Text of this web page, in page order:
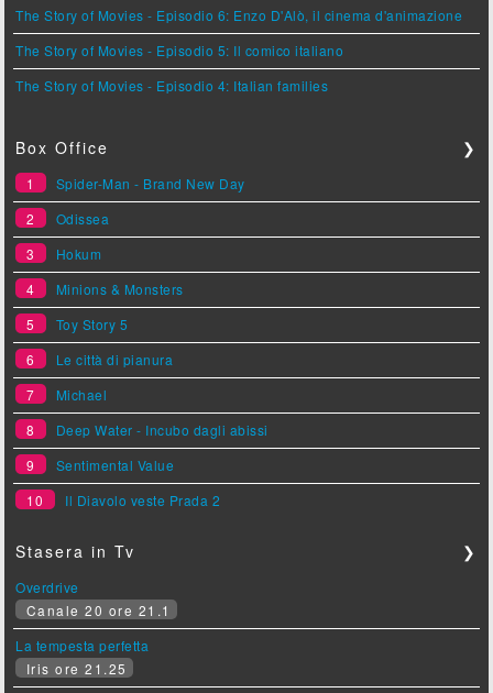
The Story of Movies - Episodio 6: Enzo D'Alò, il cinema d'animazione
The Story of Movies - Episodio 5: Il comico italiano
The Story of Movies - Episodio 4: Italian families
Box Office ❯
1
Spider-Man - Brand New Day
2
Odissea
3
Hokum
4
Minions & Monsters
5
Toy Story 5
6
Le città di pianura
7
Michael
8
Deep Water - Incubo dagli abissi
9
Sentimental Value
10
Il Diavolo veste Prada 2
Stasera in Tv ❯
Overdrive
Canale 20 ore 21.1
La tempesta perfetta
Iris ore 21.25